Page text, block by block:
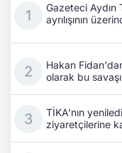
Gazeteci Aydın
ayrılışının
Hakan
olarak bu
TİKA'nın
ziyaretçilerine